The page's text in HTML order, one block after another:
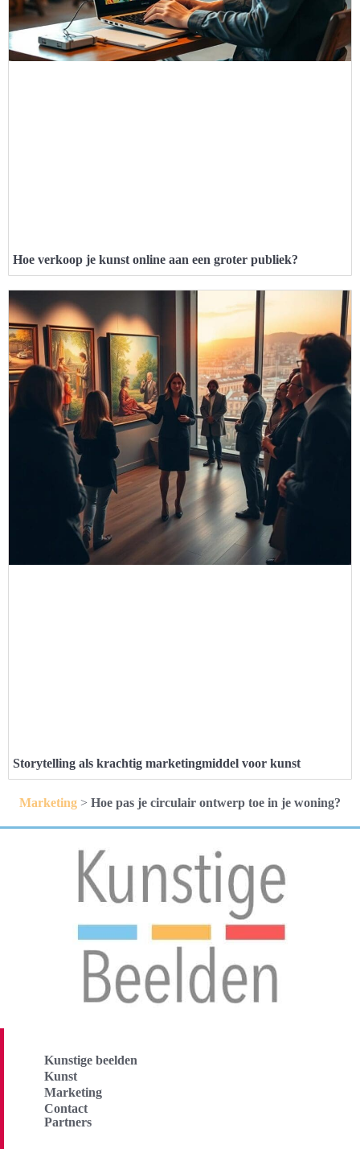
Hoe verkoop je kunst online aan een groter publiek?
Storytelling als krachtig marketingmiddel voor kunst
Marketing > Hoe pas je circulair ontwerp toe in je woning?
Kunstige beelden
Kunst
Marketing
Contact
Partners